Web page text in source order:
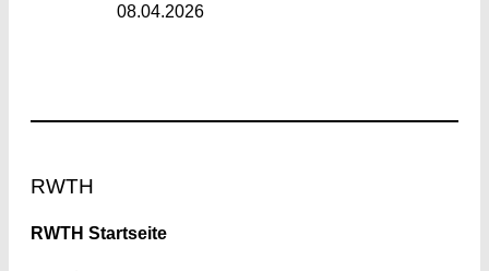
08.04.2026
RWTH
RWTH Startseite